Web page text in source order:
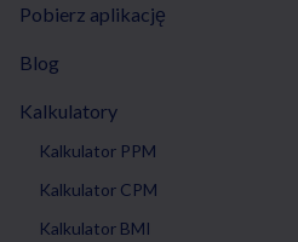
Pobierz aplikację
Blog
Kalkulatory
Kalkulator PPM
Kalkulator CPM
Kalkulator BMI